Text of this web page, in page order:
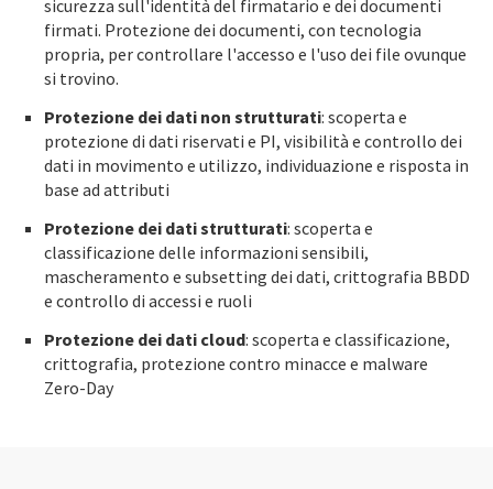
sicurezza sull'identità del firmatario e dei documenti
firmati. Protezione dei documenti, con tecnologia
propria, per controllare l'accesso e l'uso dei file ovunque
si trovino.
Protezione dei dati non strutturati: scoperta e
protezione di dati riservati e PI, visibilità e controllo dei
dati in movimento e utilizzo, individuazione e risposta in
base ad attributi
Protezione dei dati strutturati: scoperta e
classificazione delle informazioni sensibili,
mascheramento e subsetting dei dati, crittografia BBDD
e controllo di accessi e ruoli
Protezione dei dati cloud: scoperta e classificazione,
crittografia, protezione contro minacce e malware
Zero-Day